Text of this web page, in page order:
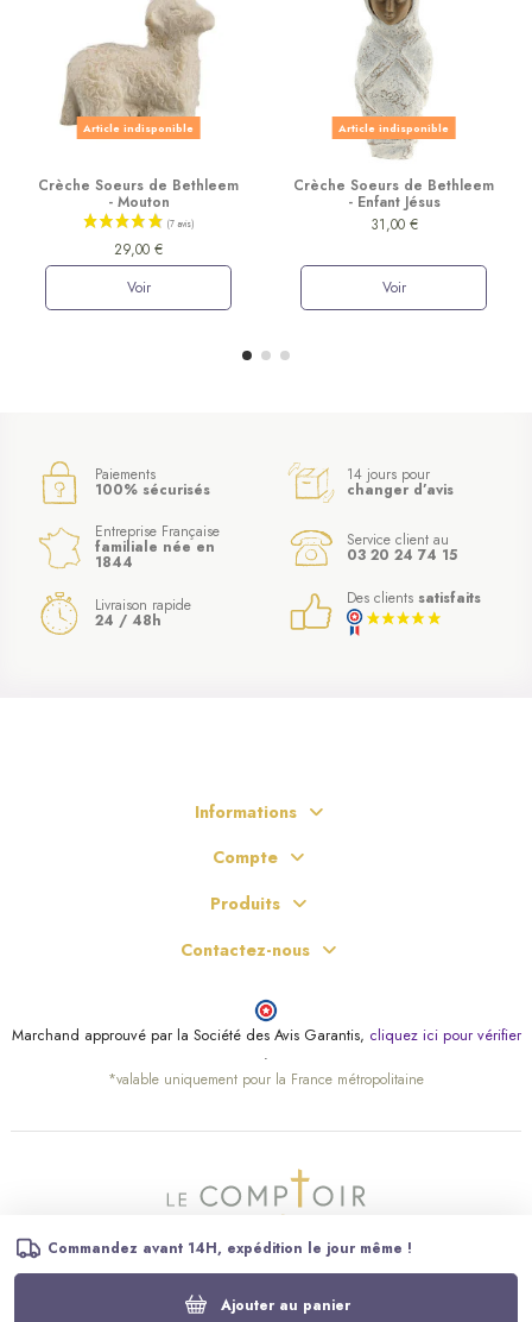
Commandez avant 14H, expédition le jour même !
Ajouter au panier
Article indisponible
Crèche Soeurs de Bethleem
- Mouton
29,00 €
Voir
Article indisponible
Crèche Soeurs de Bethleem
- Enfant Jésus
31,00 €
Voir
Paiements
100% sécurisés
14 jours pour
changer d’avis
Entreprise Française
familiale née en
1844
Service client au
03 20 24 74 15
Livraison rapide
24 / 48h
Des clients satisfaits
Informations
Compte
Produits
Contactez-nous
Marchand approuvé par la Société des Avis Garantis, cliquez ici pour vérifier
.
*valable uniquement pour la France métropolitaine